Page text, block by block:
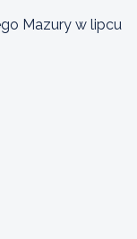
Mazury w lipcu